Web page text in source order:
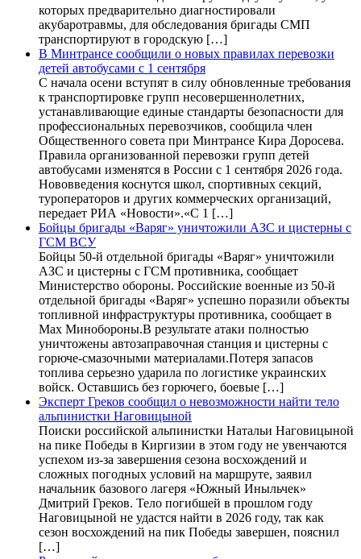
которых предварительно диагностировали
акубаротравмы, для обследования бригады СМП
транспортируют в городскую […]
В Минтрансе сообщили о новых правилах перевозки
детей автобусами с 1 сентября
С начала осени вступят в силу обновленные требования
к транспортировке групп несовершеннолетних,
устанавливающие единые стандарты безопасности для
профессиональных перевозчиков, сообщила член
Общественного совета при Минтрансе Кира Доросева.
Правила организованной перевозки групп детей
автобусами изменятся в России с 1 сентября 2026 года.
Нововведения коснутся школ, спортивных секций,
туроператоров и других коммерческих организаций,
передает РИА «Новости».«С 1 […]
Бойцы бригады «Варяг» уничтожили АЗС и цистерны с
ГСМ ВСУ
Бойцы 50-й отдельной бригады «Варяг» уничтожили
АЗС и цистерны с ГСМ противника, сообщает
Министерство обороны. Российские военные из 50-й
отдельной бригады «Варяг» успешно поразили объекты
топливной инфраструктуры противника, сообщает в
Max Минобороны.В результате атаки полностью
уничтожены автозаправочная станция и цистерны с
горюче-смазочными материалами.Потеря запасов
топлива серьезно ударила по логистике украинских
войск. Оставшись без горючего, боевые […]
Эксперт Греков сообщил о невозможности найти тело
альпинистки Наговицыной
Поиски российской альпинистки Натальи Наговицыной
на пике Победы в Киргизии в этом году не увенчаются
успехом из-за завершения сезона восхождений и
сложных погодных условий на маршруте, заявил
начальник базового лагеря «Южный Иныльчек»
Дмитрий Греков. Тело погибшей в прошлом году
Наговицыной не удастся найти в 2026 году, так как
сезон восхождений на пик Победы завершен, пояснил
[…]